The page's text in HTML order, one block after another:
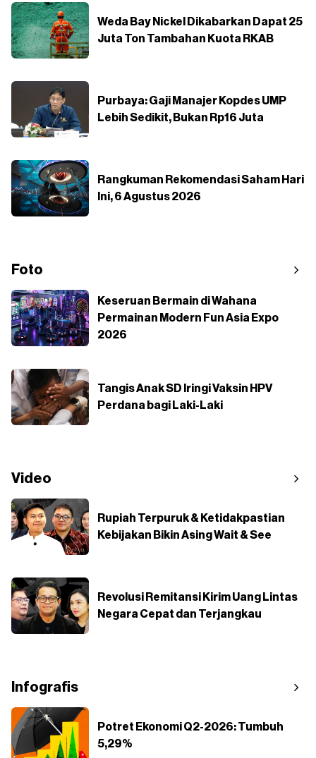
Weda Bay Nickel Dikabarkan Dapat 25
Juta Ton Tambahan Kuota RKAB
Purbaya: Gaji Manajer Kopdes UMP
Lebih Sedikit, Bukan Rp16 Juta
Rangkuman Rekomendasi Saham Hari
Ini, 6 Agustus 2026
Foto
Keseruan Bermain di Wahana
Permainan Modern Fun Asia Expo
2026
Tangis Anak SD Iringi Vaksin HPV
Perdana bagi Laki-Laki
Video
Rupiah Terpuruk & Ketidakpastian
Kebijakan Bikin Asing Wait & See
Revolusi Remitansi Kirim Uang Lintas
Negara Cepat dan Terjangkau
Infografis
Potret Ekonomi Q2-2026: Tumbuh
5,29%